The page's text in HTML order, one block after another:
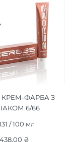
КРЕМ-ФАРБА З
6/66
ТЕМНО-
INTENSE RED
/ 100 мл
438,00 ₴